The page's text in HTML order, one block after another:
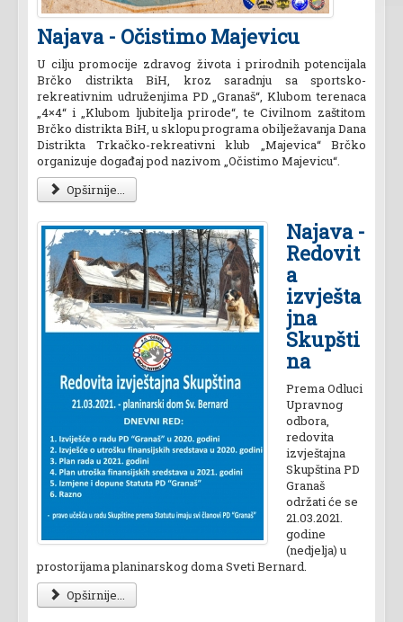
Najava - Očistimo Majevicu
U cilju promocije zdravog života i prirodnih potencijala
Brčko distrikta BiH, kroz saradnju sa sportsko-
rekreativnim udruženjima PD „Granaš“, Klubom terenaca
„4×4“ i „Klubom ljubitelja prirode“, te Civilnom zaštitom
Brčko distrikta BiH, u sklopu programa obilježavanja Dana
Distrikta Trkačko-rekreativni klub „Majevica“ Brčko
organizuje događaj pod nazivom „Očistimo Majevicu“.
Opširnije...
Najava -
Redovit
a
izvješta
jna
Skupšti
na
Prema Odluci
Upravnog
odbora,
redovita
izvještajna
Skupština PD
Granaš
održati će se
21.03.2021.
godine
(nedjelja) u
prostorijama planinarskog doma Sveti Bernard.
Opširnije...